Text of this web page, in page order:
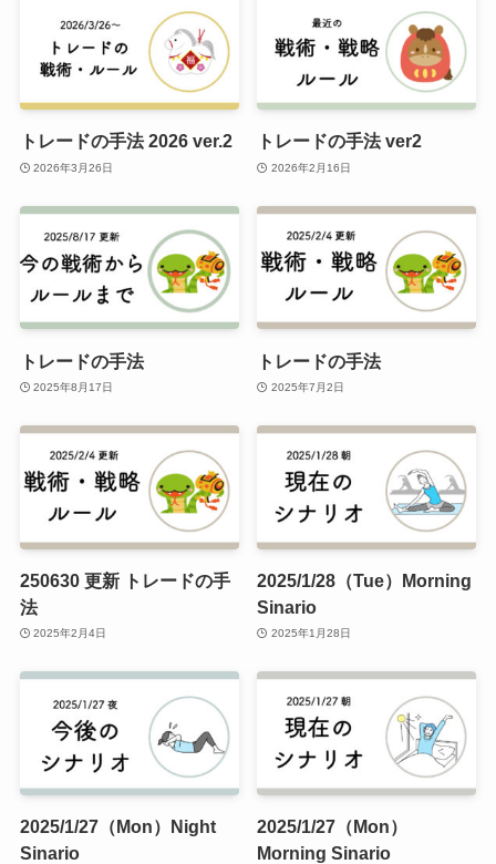
トレードの手法 2026 ver.2
2026年3月26日
トレードの手法 ver2
2026年2月16日
トレードの手法
2025年8月17日
トレードの手法
2025年7月2日
250630 更新 トレードの手
法
2025年2月4日
2025/1/28（Tue）Morning
Sinario
2025年1月28日
2025/1/27（Mon）Night
Sinario
2025/1/27（Mon）
Morning Sinario